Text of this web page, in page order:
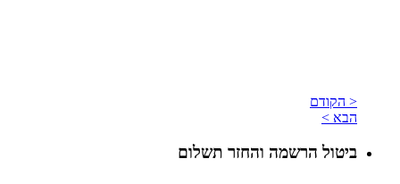
< הקודם
הבא >
ביטול הרשמה והחזר תשלום